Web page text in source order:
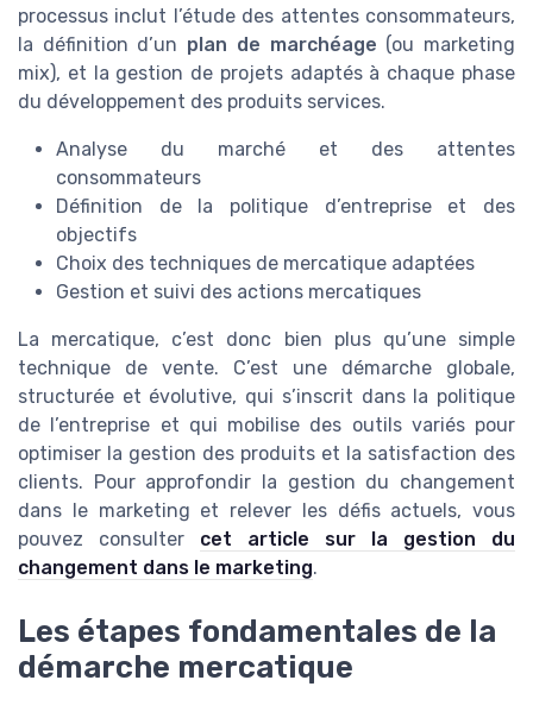
processus inclut l’étude des attentes consommateurs,
la définition d’un plan de marchéage (ou marketing
mix), et la gestion de projets adaptés à chaque phase
du développement des produits services.
Analyse du marché et des attentes
consommateurs
Définition de la politique d’entreprise et des
objectifs
Choix des techniques de mercatique adaptées
Gestion et suivi des actions mercatiques
La mercatique, c’est donc bien plus qu’une simple
technique de vente. C’est une démarche globale,
structurée et évolutive, qui s’inscrit dans la politique
de l’entreprise et qui mobilise des outils variés pour
optimiser la gestion des produits et la satisfaction des
clients. Pour approfondir la gestion du changement
dans le marketing et relever les défis actuels, vous
pouvez consulter cet article sur la gestion du
changement dans le marketing.
Les étapes fondamentales de la
démarche mercatique